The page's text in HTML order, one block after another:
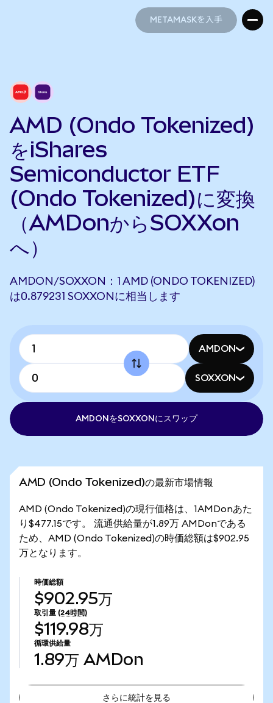
METAMASKを入手
AMD (Ondo Tokenized)
をiShares
Semiconductor ETF
(Ondo Tokenized)に変換
（AMDonからSOXXon
へ）
AMDON/SOXXON：1 AMD (ONDO TOKENIZED)
は0.879231 SOXXONに相当します
AMDON
SOXXON
AMDONをSOXXONにスワップ
AMD (Ondo Tokenized)の最新市場情報
AMD (Ondo Tokenized)の現行価格は、1AMDonあた
り$477.15です。 流通供給量が1.89万 AMDonである
ため、AMD (Ondo Tokenized)の時価総額は$902.95
万となります。
時価総額
$902.95万
取引量 (24時間)
$119.98万
循環供給量
1.89万 AMDon
さらに統計を見る